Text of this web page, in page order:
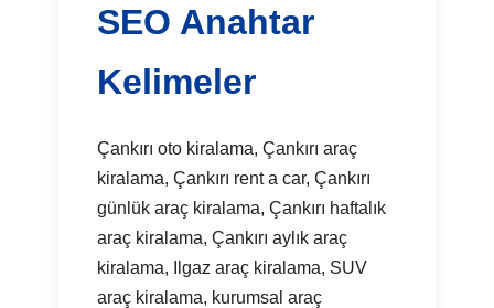
SEO Anahtar
Kelimeler
Çankırı oto kiralama, Çankırı araç
kiralama, Çankırı rent a car, Çankırı
günlük araç kiralama, Çankırı haftalık
araç kiralama, Çankırı aylık araç
kiralama, Ilgaz araç kiralama, SUV
araç kiralama, kurumsal araç